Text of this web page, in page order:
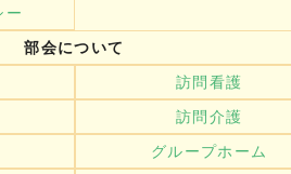
ー
部会について
訪問看護
訪問介護
グループホーム